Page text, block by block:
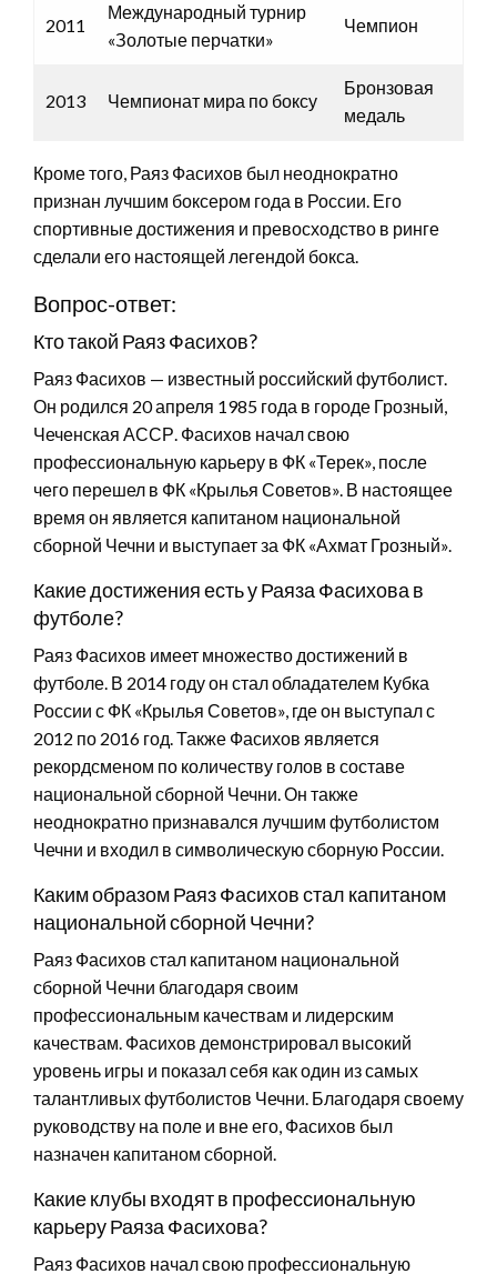
2011
Международный турнир
«Золотые перчатки»
Чемпион
2013 Чемпионат мира по боксу
Бронзовая
медаль
Кроме того, Раяз Фасихов был неоднократно
признан лучшим боксером года в России. Его
спортивные достижения и превосходство в ринге
сделали его настоящей легендой бокса.
Вопрос-ответ:
Кто такой Раяз Фасихов?
Раяз Фасихов — известный российский футболист.
Он родился 20 апреля 1985 года в городе Грозный,
Чеченская АССР. Фасихов начал свою
профессиональную карьеру в ФК «Терек», после
чего перешел в ФК «Крылья Советов». В настоящее
время он является капитаном национальной
сборной Чечни и выступает за ФК «Ахмат Грозный».
Какие достижения есть у Раяза Фасихова в
футболе?
Раяз Фасихов имеет множество достижений в
футболе. В 2014 году он стал обладателем Кубка
России с ФК «Крылья Советов», где он выступал с
2012 по 2016 год. Также Фасихов является
рекордсменом по количеству голов в составе
национальной сборной Чечни. Он также
неоднократно признавался лучшим футболистом
Чечни и входил в символическую сборную России.
Каким образом Раяз Фасихов стал капитаном
национальной сборной Чечни?
Раяз Фасихов стал капитаном национальной
сборной Чечни благодаря своим
профессиональным качествам и лидерским
качествам. Фасихов демонстрировал высокий
уровень игры и показал себя как один из самых
талантливых футболистов Чечни. Благодаря своему
руководству на поле и вне его, Фасихов был
назначен капитаном сборной.
Какие клубы входят в профессиональную
карьеру Раяза Фасихова?
Раяз Фасихов начал свою профессиональную